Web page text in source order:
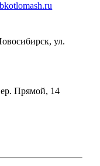
ул.
Прямой, 14